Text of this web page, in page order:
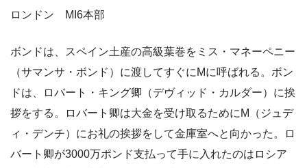
ロンドン MI6本部
ボンドは、スペイン土産の高級葉巻をミス・マネーペニー
（サマンサ・ボンド）に渡してすぐにMに呼ばれる。ボン
ドは、ロバート・キング卿（デヴィッド・カルダー）に挨
拶をする。ロバート卿は大金を受け取るためにM（ジュデ
ィ・デンチ）にお礼の挨拶をして金庫室へと向かった。ロ
バート卿が3000万ポンド支払って手に入れたのはロシア